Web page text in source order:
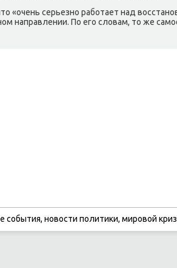
«очень серьезно работает над
направлении. По его словам, то же
новости политики, мировой